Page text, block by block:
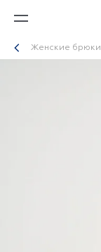
Женские брюки